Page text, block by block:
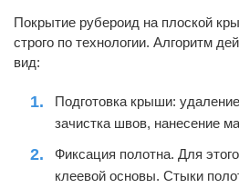
Покрытие рубероид на плоской
строго по технологии. Алгоритм
вид:
Подготовка крыши:
зачистка швов, нанесение
Фиксация полотна. Для
клеевой основы. Стыки